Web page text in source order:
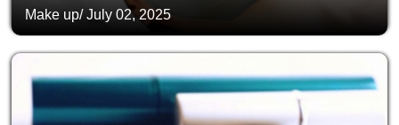
Make up/July 02, 2025